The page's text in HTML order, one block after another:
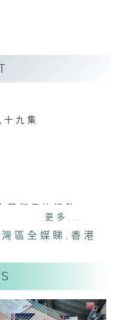
九集
美術博覽會精品
夜景照明改善工
啟航運往安裝海
更多...
灣區全媒睇 , 香港